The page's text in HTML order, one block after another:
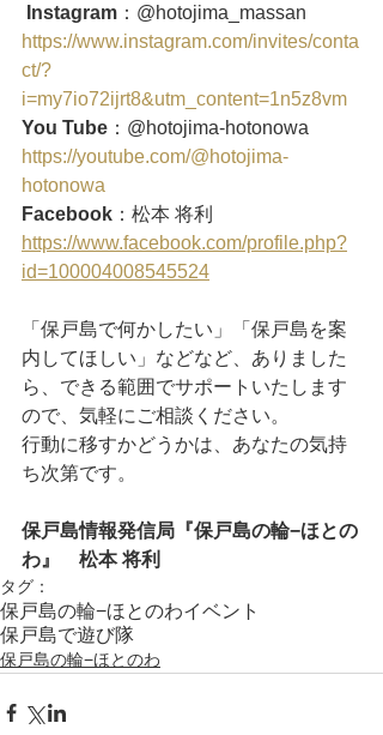
Instagram ：@hotojima_massan
https://www.instagram.com/invites/conta
ct/?
i=my7io72ijrt8&utm_content=1n5z8vm
You Tube ：@hotojima-hotonowa
https://youtube.com/@hotojima-
hotonowa
Facebook ：松本 将利
https://www.facebook.com/profile.php?
id=100004008545524
「保戸島で何かしたい」「保戸島を案
内してほしい」などなど、ありました
ら、できる範囲でサポートいたします
ので、気軽にご相談ください。
行動に移すかどうかは、あなたの気持
ち次第です。
保戸島情報発信局『保戸島の輪−ほとの
わ』　松本 将利
タグ：
保戸島の輪−ほとのわイベント
保戸島で遊び隊
保戸島の輪−ほとのわ